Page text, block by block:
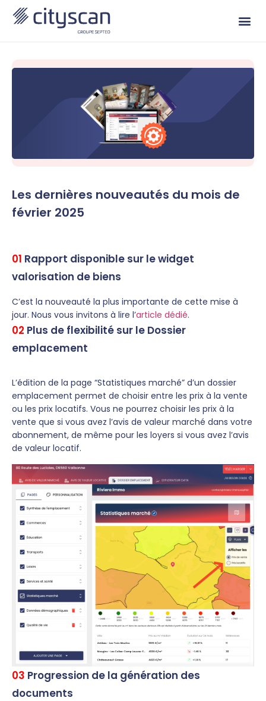
Les dernières nouveautés du mois de
février 2025
01 Rapport disponible sur le widget
valorisation de biens
C’est la nouveauté la plus importante de cette mise à
jour. Nous vous invitons à lire l’article dédié.
02 Plus de flexibilité sur le Dossier
emplacement
L’édition de la page “Statistiques marché” d’un dossier
emplacement permet de choisir entre les prix à la vente
ou les prix locatifs. Vous ne pourrez choisir les prix à la
vente que si vous avez l’avis de valeur marché dans votre
abonnement, de même pour les loyers si vous avez l’avis
de valeur locatif.
03 Progression de la génération des
documents